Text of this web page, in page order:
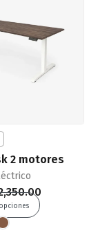
2 motores